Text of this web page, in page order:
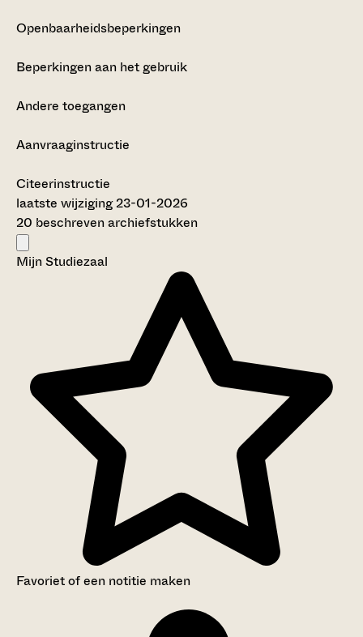
Openbaarheidsbeperkingen
Beperkingen aan het gebruik
Andere toegangen
Aanvraaginstructie
Citeerinstructie
laatste wijziging 23-01-2026
20 beschreven archiefstukken
Mijn Studiezaal
Favoriet of een notitie maken